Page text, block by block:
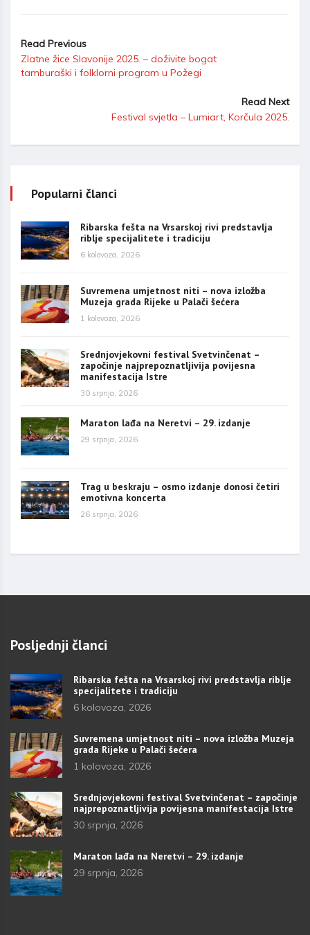
Read Previous
Zlatne žice Slavonije 2025. – doživite bogat
tamburaški i folklorni program u Požegi
Read Next
Festival svjetla – Lumiart, Korčula 2025.
Popularni članci
Ribarska fešta na Vrsarskoj rivi predstavlja
riblje specijalitete i tradiciju
6 kolovoza, 2026
Suvremena umjetnost niti – nova izložba
Muzeja grada Rijeke u Palači šećera
1 kolovoza, 2026
Srednjovjekovni festival Svetvinčenat –
započinje najprepoznatljivija povijesna
manifestacija Istre
30 srpnja, 2026
Maraton lađa na Neretvi – 29. izdanje
29 srpnja, 2026
Trag u beskraju – osmo izdanje donosi četiri
emotivna koncerta
26 srpnja, 2026
Posljednji članci
Ribarska fešta na Vrsarskoj rivi predstavlja riblje
specijalitete i tradiciju
6 kolovoza, 2026
Suvremena umjetnost niti – nova izložba Muzeja
grada Rijeke u Palači šećera
1 kolovoza, 2026
Srednjovjekovni festival Svetvinčenat – započinje
najprepoznatljivija povijesna manifestacija Istre
30 srpnja, 2026
Maraton lađa na Neretvi – 29. izdanje
29 srpnja, 2026